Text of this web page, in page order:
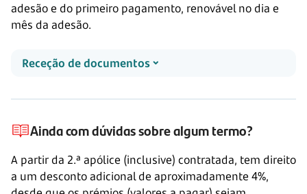
adesão e do primeiro pagamento, renovável no dia e
mês da adesão.
Receção de documentos
Ainda com dúvidas sobre algum termo?
A partir da 2.ª apólice (inclusive) contratada, tem direito
a um desconto adicional de aproximadamente 4%,